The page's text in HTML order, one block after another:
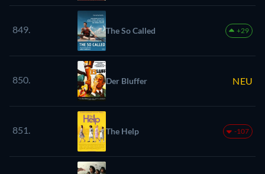
849. The So Called +29
850. Der Bluffer NEU
851. The Help -107